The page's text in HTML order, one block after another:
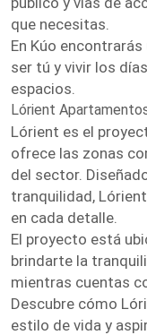
que necesitas.
En Kúo
ser tú y vivir los
espacios.
Lórient
Lórient es el
ofrece las zonas
del sector.
tranquilidad,
en cada detalle.
El proyecto está
brindarte la
mientras cuentas
Descubre cómo
estilo de vida y